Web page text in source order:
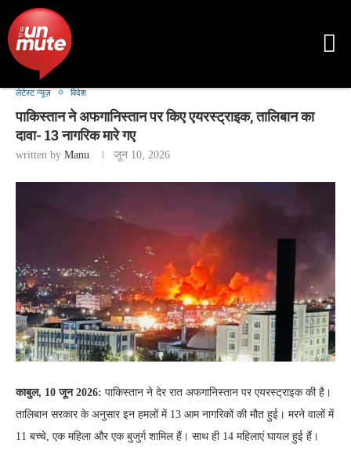
लेटेस्ट न्यूज़ विदेश
पाकिस्तान ने अफगानिस्तान पर किए एयरस्ट्राइक, तालिबान का
दावा- 13 नागरिक मारे गए
written by Manu जून 10, 2026
काबुल, 10 जून 2026: पाकिस्तान ने देर रात अफगानिस्तान पर एयरस्ट्राइक की है।
तालिबान सरकार के अनुसार इन हमलों में 13 आम नागरिकों की मौत हुई। मरने वालों में
11 बच्चे, एक महिला और एक बुजुर्ग शामिल हैं। साथ ही 14 महिलाएं घायल हुई हैं।